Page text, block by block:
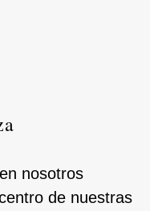
nosotros
de nuestras